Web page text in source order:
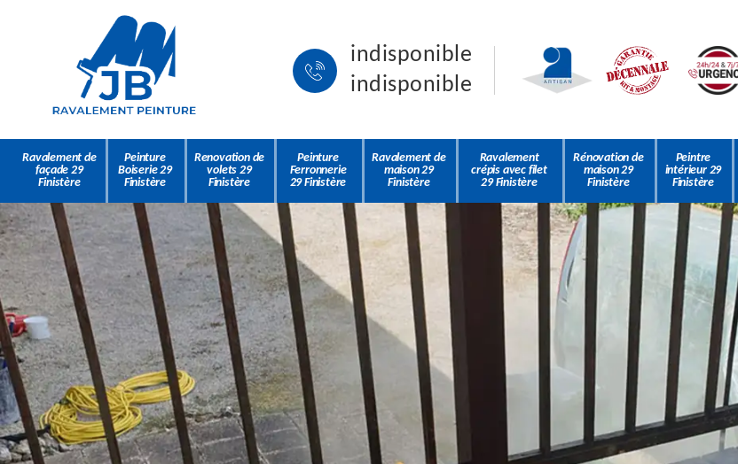
indisponible
indisponible
Ravalement de
façade 29
Finistère
Peinture
Boiserie 29
Finistère
Renovation de
volets 29
Finistère
Peinture
Ferronnerie
29 Finistère
Ravalement de
maison 29
Finistère
Ravalement
crépis avec filet
29 Finistère
Rénovation de
maison 29
Finistère
Peintre
intérieur 29
Finistère